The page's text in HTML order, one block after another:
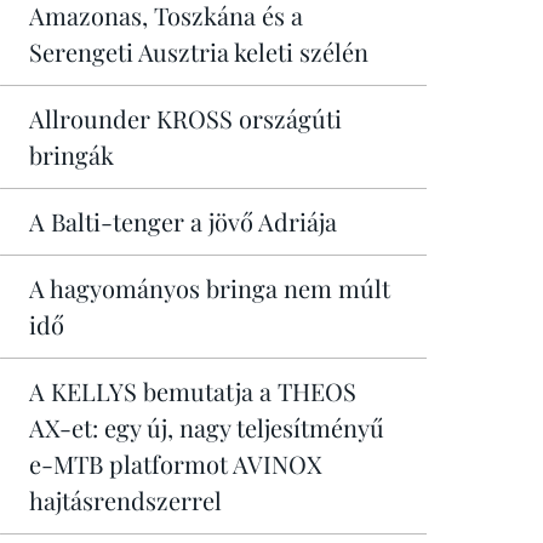
Amazonas, Toszkána és a
Serengeti Ausztria keleti szélén
Allrounder KROSS országúti
bringák
A Balti-tenger a jövő Adriája
A hagyományos bringa nem múlt
idő
A KELLYS bemutatja a THEOS
AX-et: egy új, nagy teljesítményű
e-MTB platformot AVINOX
hajtásrendszerrel